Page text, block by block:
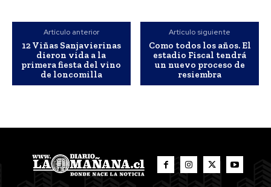
Artículo anterior
12 Viñas Sanjavierinas
dieron vida a la
primera fiesta del vino
de loncomilla
Artículo siguiente
Como todos los años. El
estadio Fiscal tendrá
un nuevo proceso de
resiembra